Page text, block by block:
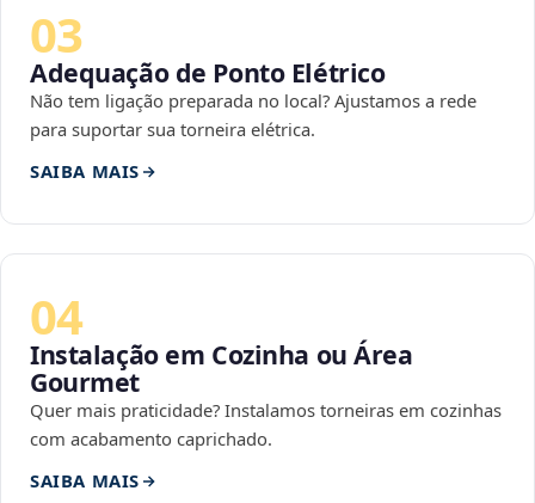
03
Adequação de Ponto Elétrico
Não tem ligação preparada no local? Ajustamos a rede
para suportar sua torneira elétrica.
SAIBA MAIS
04
Instalação em Cozinha ou Área
Gourmet
Quer mais praticidade? Instalamos torneiras em cozinhas
com acabamento caprichado.
SAIBA MAIS